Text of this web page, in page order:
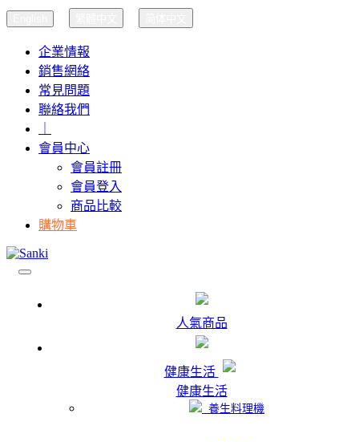
企業情報
銷售網絡
常見問題
聯絡我們
會員中心
會員註冊
會員登入
商品比較
購物車
人氣商品
健康生活
健康生活
養生料理機